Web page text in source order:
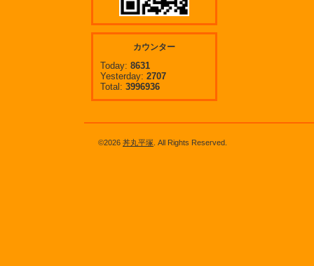
カウンター
Today: 8631
Yesterday: 2707
Total: 3996936
©2026 丼丸平塚 . All Rights Reserved.